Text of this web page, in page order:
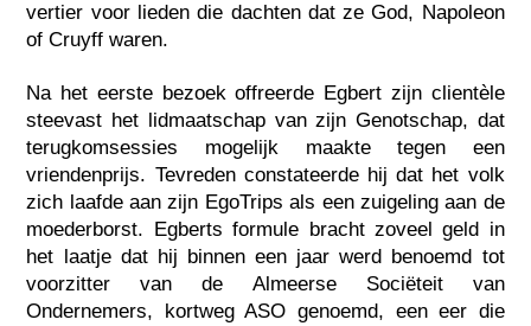
vertier voor lieden die dachten dat ze God, Napoleon
of Cruyff waren.
Na het eerste bezoek offreerde Egbert zijn clientèle
steevast het lidmaatschap van zijn Genotschap, dat
terugkomsessies mogelijk maakte tegen een
vriendenprijs. Tevreden constateerde hij dat het volk
zich laafde aan zijn EgoTrips als een zuigeling aan de
moederborst. Egberts formule bracht zoveel geld in
het laatje dat hij binnen een jaar werd benoemd tot
voorzitter van de Almeerse Sociëteit van
Ondernemers, kortweg ASO genoemd, een eer die